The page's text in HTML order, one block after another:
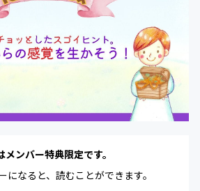
ンバー特典限定です。
になると、読むことができます。